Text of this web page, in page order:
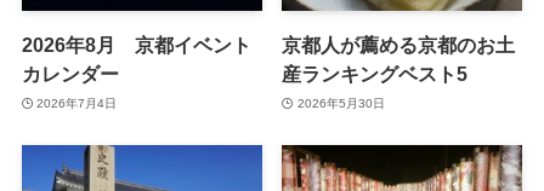
2026年8月 京都イベント
カレンダー
2026年7月4日
京都人が薦める京都のお土
産ランキングベスト5
2026年5月30日